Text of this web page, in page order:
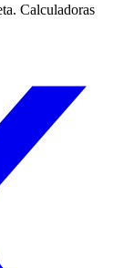
Calculadoras